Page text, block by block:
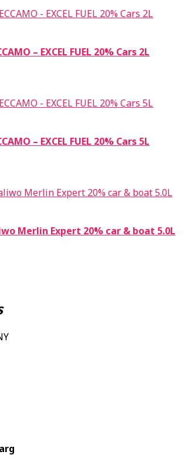
– EXCEL FUEL 20% Cars 2L
– EXCEL FUEL 20% Cars 5L
Merlin Expert 20% car & boat 5.0L